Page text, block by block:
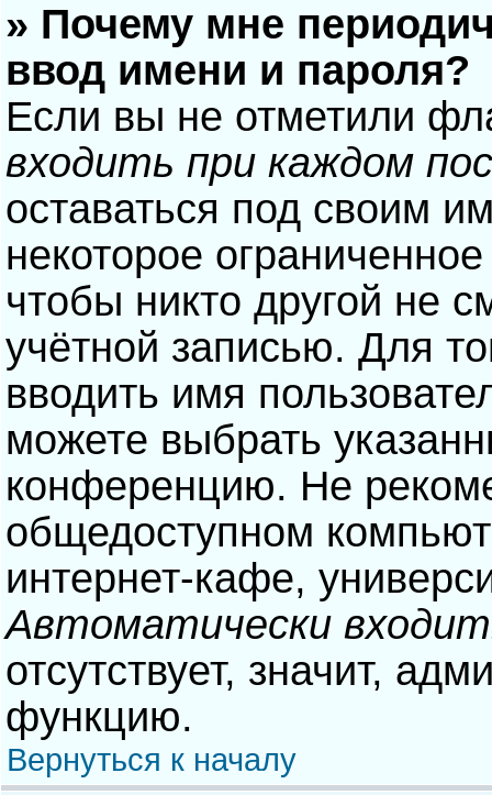
» Почему мне
ввод имени и пароля?
Если вы не отметили
входить при каждом
оставаться под своим
некоторое
чтобы никто другой не
учётной записью. Для
вводить имя
можете выбрать
конференцию. Не
общедоступном
интернет-кафе,
Автоматически
отсутствует, значит,
функцию.
Вернуться к началу